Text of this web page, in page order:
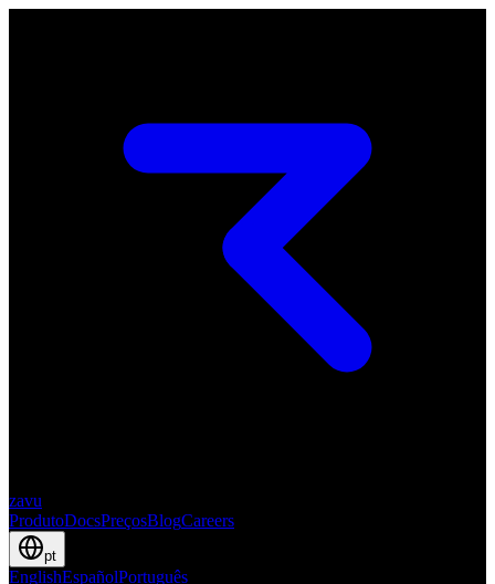
zavu
ProdutoDocsPreçosBlogCareers
pt
EnglishEspañolPortuguês